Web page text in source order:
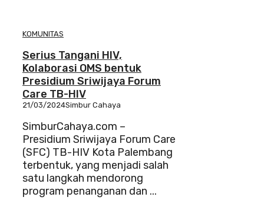
KOMUNITAS
Serius Tangani HIV,
Kolaborasi OMS bentuk
Presidium Sriwijaya Forum
Care TB-HIV
21/03/2024Simbur Cahaya
SimburCahaya.com –
Presidium Sriwijaya Forum Care
(SFC) TB-HIV Kota Palembang
terbentuk, yang menjadi salah
satu langkah mendorong
program penanganan dan ...